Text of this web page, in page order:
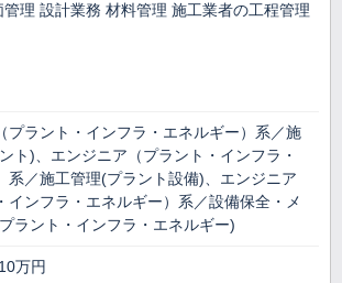
理 設計業務 材料管理 施工業者の工程管理
プラント・インフラ・エネルギー）系／施
ト)、エンジニア（プラント・インフラ・
系／施工管理(プラント設備)、エンジニア
インフラ・エネルギー）系／設備保全・メ
ラント・インフラ・エネルギー)
万円